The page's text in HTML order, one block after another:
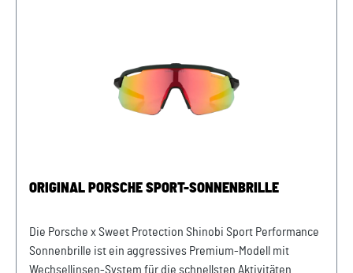
ORIGINAL PORSCHE SPORT-SONNENBRILLE
Die Porsche x Sweet Protection Shinobi Sport Performance
Sonnenbrille ist ein aggressives Premium-Modell mit
Wechsellinsen-System für die schnellsten Aktivitäten.